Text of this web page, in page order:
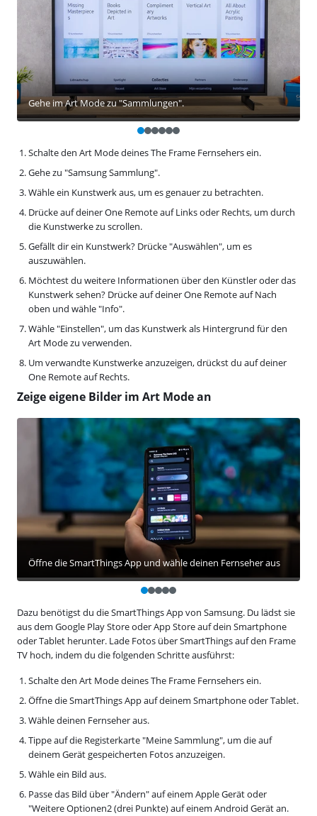
Schalte den Art Mode deines The Frame Fernsehers ein.
Gehe zu "Samsung Sammlung".
Wähle ein Kunstwerk aus, um es genauer zu betrachten.
Drücke auf deiner One Remote auf Links oder Rechts, um durch
die Kunstwerke zu scrollen.
Gefällt dir ein Kunstwerk? Drücke "Auswählen", um es
auszuwählen.
Möchtest du weitere Informationen über den Künstler oder das
Kunstwerk sehen? Drücke auf deiner One Remote auf Nach
oben und wähle "Info".
Wähle "Einstellen", um das Kunstwerk als Hintergrund für den
Art Mode zu verwenden.
Um verwandte Kunstwerke anzuzeigen, drückst du auf deiner
One Remote auf Rechts.
Gehe im Art Mode zu "Sammlungen".
Zeige eigene Bilder im Art Mode an
Dazu benötigst du die SmartThings App von Samsung. Du lädst sie
aus dem Google Play Store oder App Store auf dein Smartphone
oder Tablet herunter. Lade Fotos über SmartThings auf den Frame
TV hoch, indem du die folgenden Schritte ausführst:
Schalte den Art Mode deines The Frame Fernsehers ein.
Öffne die SmartThings App auf deinem Smartphone oder Tablet.
Wähle deinen Fernseher aus.
Tippe auf die Registerkarte "Meine Sammlung", um die auf
deinem Gerät gespeicherten Fotos anzuzeigen.
Wähle ein Bild aus.
Passe das Bild über "Ändern" auf einem Apple Gerät oder
"Weitere Optionen2 (drei Punkte) auf einem Android Gerät an.
Öffne die SmartThings App und wähle deinen Fernseher aus